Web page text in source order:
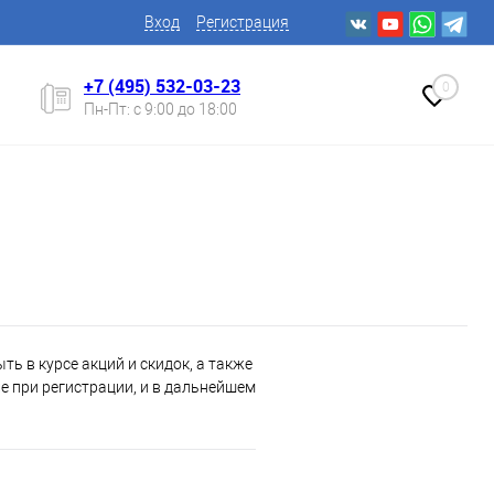
Вход Регистрация
+7 (495) 532-03-23
Пн-Пт: с 9:00 до 18:00
0
в курсе акций и скидок, а также
при регистрации, и в дальнейшем